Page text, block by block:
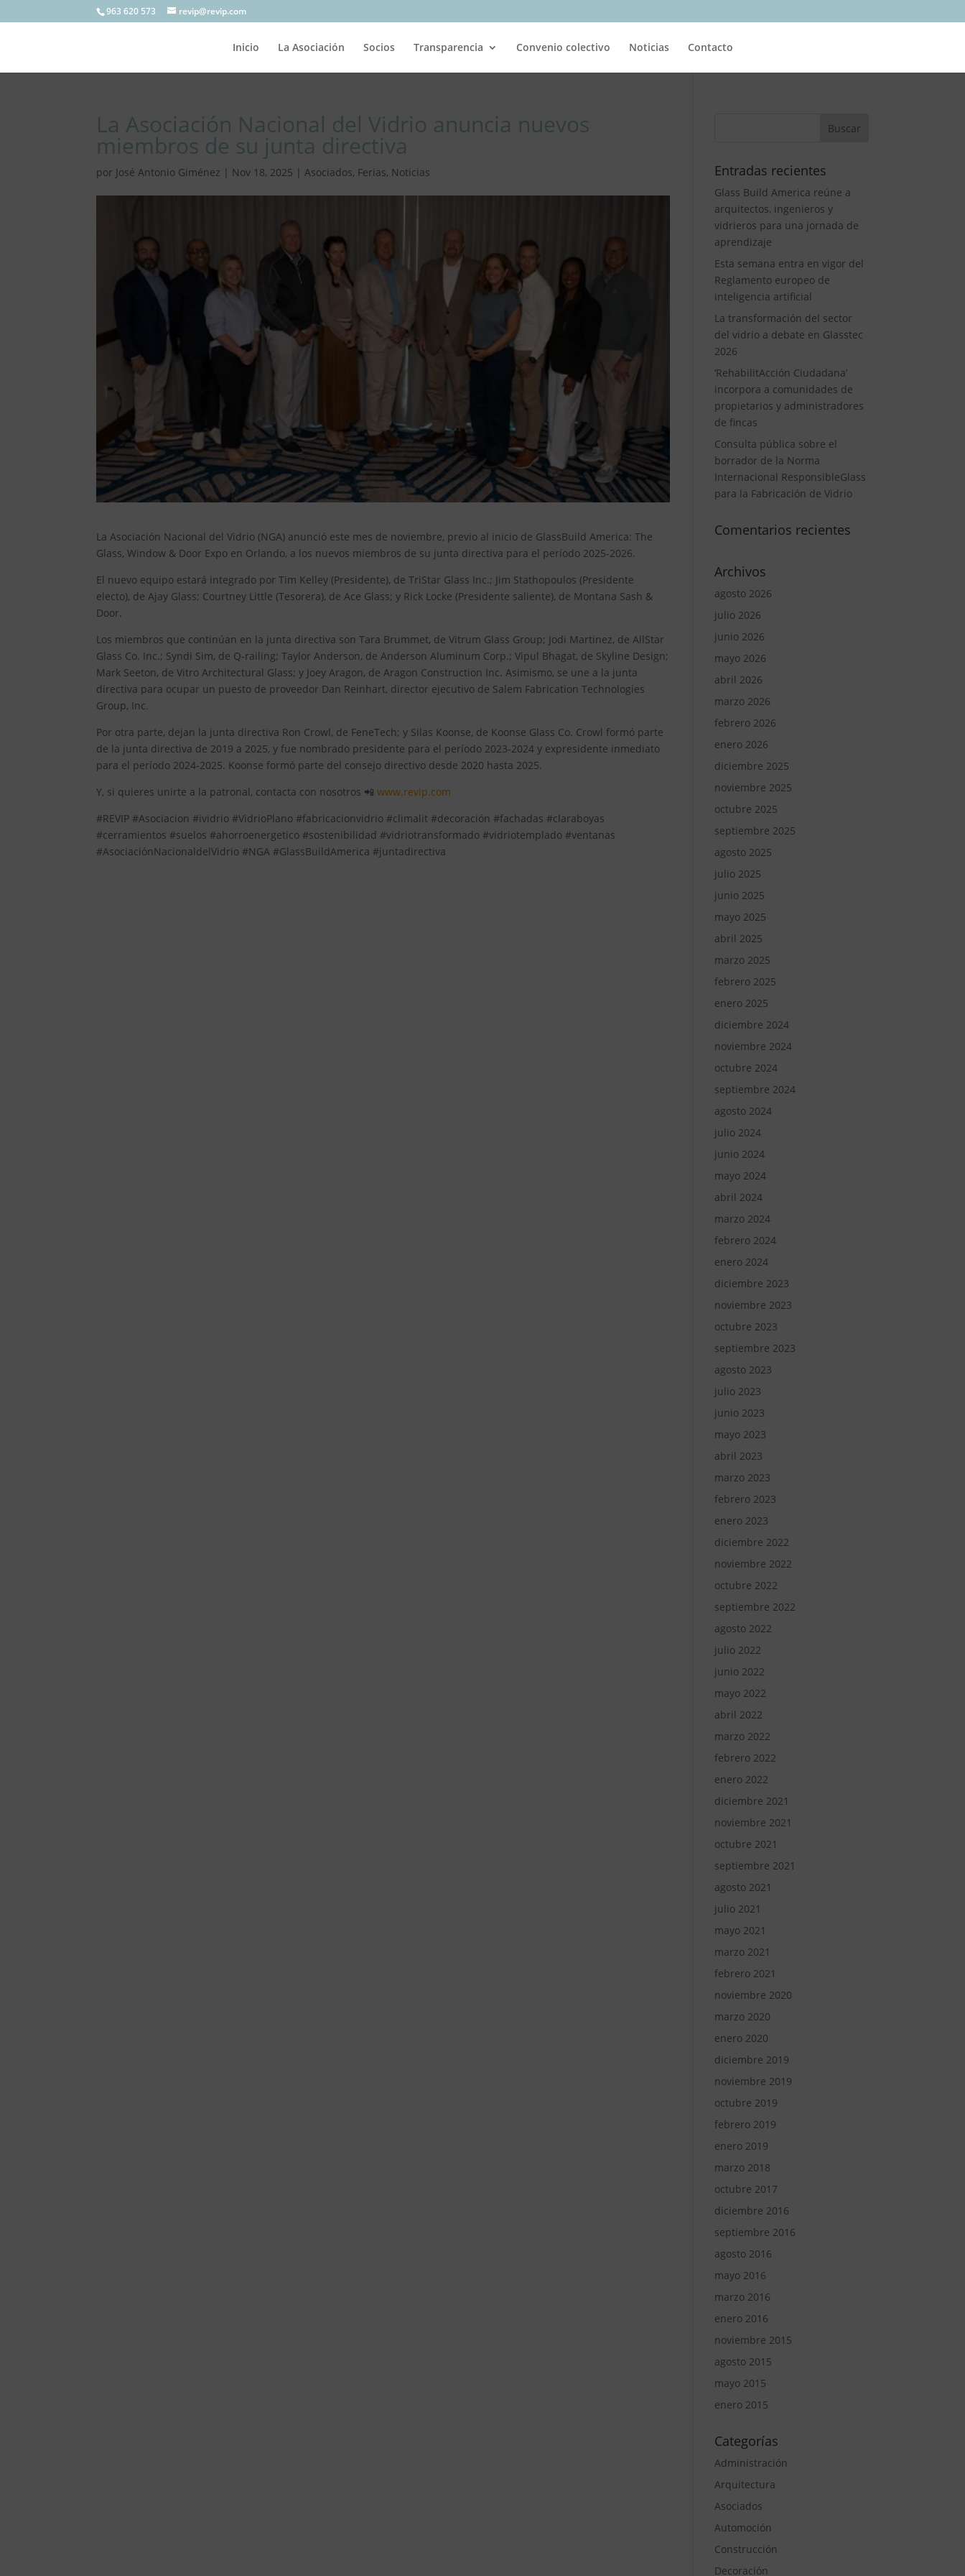
963 620 573 revip@revip.com
Inicio La Asociación Socios Transparencia Convenio colectivo Noticias Contacto
La Asociación Nacional del Vidrio anuncia nuevos
miembros de su junta directiva
por José Antonio Giménez | Nov 18, 2025 |Asociados, Ferias, Noticias
La Asociación Nacional del Vidrio (NGA) anunció este mes de noviembre, previo al inicio de GlassBuild America: The
Glass, Window & Door Expo en Orlando, a los nuevos miembros de su junta directiva para el período 2025-2026.
El nuevo equipo estará integrado por Tim Kelley (Presidente), de TriStar Glass Inc.; Jim Stathopoulos (Presidente
electo), de Ajay Glass; Courtney Little (Tesorera), de Ace Glass; y Rick Locke (Presidente saliente), de Montana Sash &
Door.
Los miembros que continúan en la junta directiva son Tara Brummet, de Vitrum Glass Group; Jodi Martinez, de AllStar
Glass Co. Inc.; Syndi Sim, de Q-railing; Taylor Anderson, de Anderson Aluminum Corp.; Vipul Bhagat, de Skyline Design;
Mark Seeton, de Vitro Architectural Glass; y Joey Aragon, de Aragon Construction Inc. Asimismo, se une a la junta
directiva para ocupar un puesto de proveedor Dan Reinhart, director ejecutivo de Salem Fabrication Technologies
Group, Inc.
Por otra parte, dejan la junta directiva Ron Crowl, de FeneTech; y Silas Koonse, de Koonse Glass Co. Crowl formó parte
de la junta directiva de 2019 a 2025, y fue nombrado presidente para el período 2023-2024 y expresidente inmediato
para el período 2024-2025. Koonse formó parte del consejo directivo desde 2020 hasta 2025.
Y, si quieres unirte a la patronal, contacta con nosotros 📲www.revip.com
#REVIP #Asociacion #ividrio #VidrioPlano #fabricacionvidrio #climalit #decoración #fachadas #claraboyas
#cerramientos #suelos #ahorroenergetico #sostenibilidad #vidriotransformado #vidriotemplado #ventanas
#AsociaciónNacionaldelVidrio #NGA #GlassBuildAmerica #juntadirectiva
Entradas recientes
Glass Build America reúne a
arquitectos, ingenieros y
vidrieros para una jornada de
aprendizaje
Esta semana entra en vigor del
Reglamento europeo de
inteligencia artificial
La transformación del sector
del vidrio a debate en Glasstec
2026
‘RehabilitAcción Ciudadana’
incorpora a comunidades de
propietarios y administradores
de fincas
Consulta pública sobre el
borrador de la Norma
Internacional ResponsibleGlass
para la Fabricación de Vidrio
Comentarios recientes
Archivos
agosto 2026
julio 2026
junio 2026
mayo 2026
abril 2026
marzo 2026
febrero 2026
enero 2026
diciembre 2025
noviembre 2025
octubre 2025
septiembre 2025
agosto 2025
julio 2025
junio 2025
mayo 2025
abril 2025
marzo 2025
febrero 2025
enero 2025
diciembre 2024
noviembre 2024
octubre 2024
septiembre 2024
agosto 2024
julio 2024
junio 2024
mayo 2024
abril 2024
marzo 2024
febrero 2024
enero 2024
diciembre 2023
noviembre 2023
octubre 2023
septiembre 2023
agosto 2023
julio 2023
junio 2023
mayo 2023
abril 2023
marzo 2023
febrero 2023
enero 2023
diciembre 2022
noviembre 2022
octubre 2022
septiembre 2022
agosto 2022
julio 2022
junio 2022
mayo 2022
abril 2022
marzo 2022
febrero 2022
enero 2022
diciembre 2021
noviembre 2021
octubre 2021
septiembre 2021
agosto 2021
julio 2021
mayo 2021
marzo 2021
febrero 2021
noviembre 2020
marzo 2020
enero 2020
diciembre 2019
noviembre 2019
octubre 2019
febrero 2019
enero 2019
marzo 2018
octubre 2017
diciembre 2016
septiembre 2016
agosto 2016
mayo 2016
marzo 2016
enero 2016
noviembre 2015
agosto 2015
mayo 2015
enero 2015
Categorías
Administración
Arquitectura
Asociados
Automoción
Construcción
Decoración